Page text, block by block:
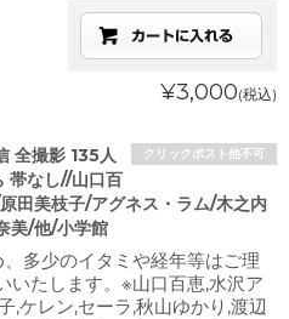
¥3,000(税込)
クリックポスト他不可
全撮影 135人
帯なし//山口百
田美枝子/アグネス・ラム/木之内
美/他/小学館
多少のイタミや経年等はご理
いたします。※山口百恵,水沢ア
,ケレン,セーラ,秋山ゆかり,渡辺